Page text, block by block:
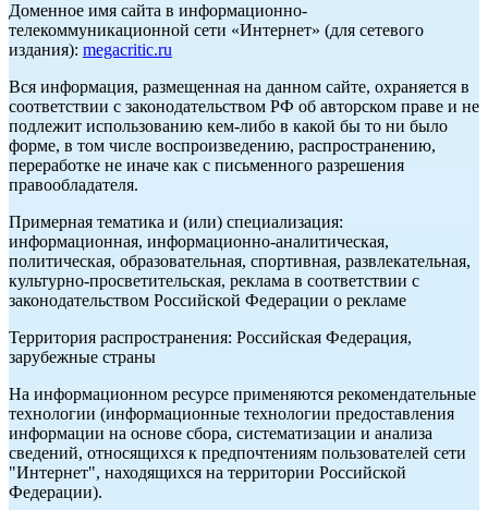
Доменное имя сайта в информационно-
телекоммуникационной сети «Интернет» (для сетевого
издания): megacritic.ru
Вся информация, размещенная на данном сайте, охраняется в
соответствии с законодательством РФ об авторском праве и не
подлежит использованию кем-либо в какой бы то ни было
форме, в том числе воспроизведению, распространению,
переработке не иначе как с письменного разрешения
правообладателя.
Примерная тематика и (или) специализация:
информационная, информационно-аналитическая,
политическая, образовательная, спортивная, развлекательная,
культурно-просветительская, реклама в соответствии с
законодательством Российской Федерации о рекламе
Территория распространения: Российская Федерация,
зарубежные страны
На информационном ресурсе применяются рекомендательные
технологии (информационные технологии предоставления
информации на основе сбора, систематизации и анализа
сведений, относящихся к предпочтениям пользователей сети
"Интернет", находящихся на территории Российской
Федерации).